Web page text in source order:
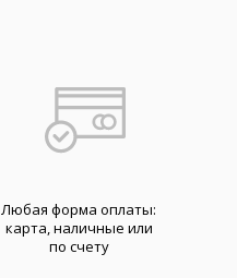
Любая форма оплаты:
карта, наличные или
по счету